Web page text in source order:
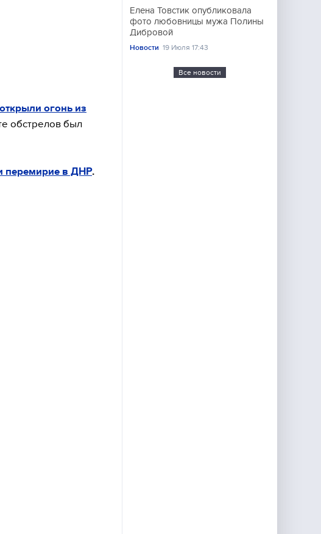
открыли огонь из
обстрелов был
перемирие в ДНР.
Елена Товстик опубликовала
фото любовницы мужа Полины
Дибровой
Новости 19 Июля 17:43
Все новости